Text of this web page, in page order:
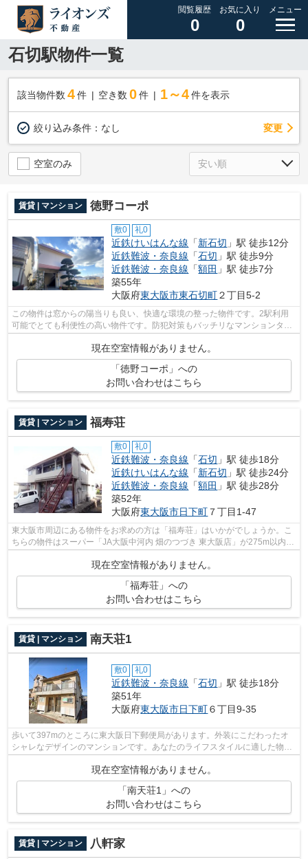
閲覧履歴
0
お気に入り
0
メニュー
石切駅物件一覧
該当物件数 4件 空き数 0 件 1～4 件を表示
絞り込み条件： なし 変更
空室のみ
賃貸 | マンション 徳野コーポ
敷0 礼0
近鉄けいはんな線 「新石切 」駅 徒歩12分
近鉄難波・奈良線 「石切 」駅 徒歩9分
近鉄難波・奈良線 「額田 」駅 徒歩7分
築55年
大阪府東大阪市東石切町２丁目5-2
この物件は窓からの陽当りも良い、快適な環境の整った物件です。2駅利用
可能でとても利便性の高い物件です。防犯対策もバッチリなマンションタイ
現在空室情報がありません。
「徳野コーポ」への
お問い合わせはこちら
賃貸 | マンション 福寿荘
敷0 礼0
近鉄難波・奈良線 「石切 」駅 徒歩18分
近鉄けいはんな線 「新石切 」駅 徒歩24分
近鉄難波・奈良線 「額田 」駅 徒歩28分
築52年
大阪府東大阪市日下町 ７丁目1-47
東大阪市周辺にある物件をお求めの方は「福寿荘」はいかがでしょうか。こ
ちらの物件はスーパー「JA大阪中河内 畑のつづき 東大阪店」が275m以内に
現在空室情報がありません。
「福寿荘」への
お問い合わせはこちら
賃貸 | マンション 南天荘1
敷0 礼0
近鉄難波・奈良線 「石切 」駅 徒歩18分
築51年
大阪府東大阪市日下町６丁目9-35
歩いて397mのところに東大阪日下郵便局があります。外装にこだわったオ
シャレなデザインのマンションです。あなたのライフスタイルに適した物件
をお探しなら、当社にお任せ下さい。多...
現在空室情報がありません。
「南天荘1」への
お問い合わせはこちら
賃貸 | マンション 八軒家